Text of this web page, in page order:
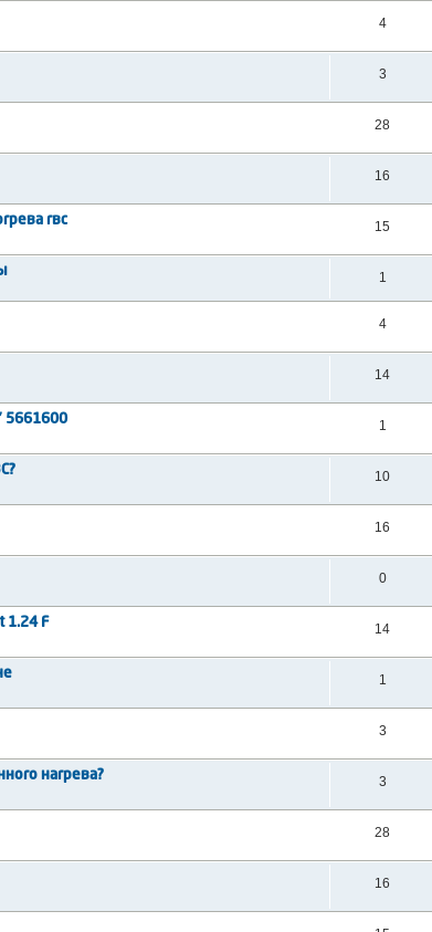
4
3
28
16
гвс 15
1
4
14
5661600 1
10
16
0
1.24 F 14
1
3
нагрева? 3
28
16